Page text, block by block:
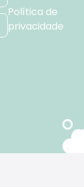
Política de
privacidade